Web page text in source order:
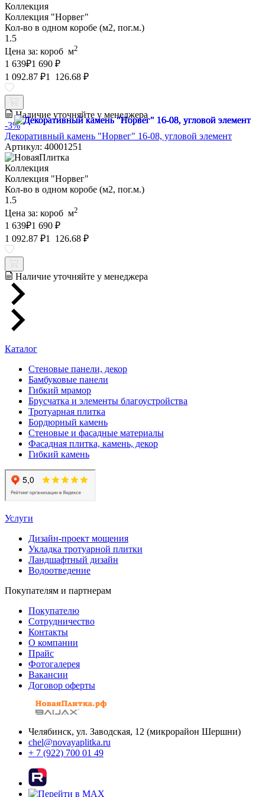
Коллекция
Коллекция "Норвег"
Кол-во в одном коробе (м2, пог.м.)
1.5
Цена за: короб м2
1 639₽1 690 ₽
1 092.87 ₽1 126.68 ₽
Наличие уточняйте у менеджера
-3%
Декоративный камень "Норвег" 16-08, угловой элемент
Артикул: 40001251
Коллекция
Коллекция "Норвег"
Кол-во в одном коробе (м2, пог.м.)
1.5
Цена за: короб м2
1 639₽1 690 ₽
1 092.87 ₽1 126.68 ₽
Наличие уточняйте у менеджера
Каталог
Стеновые панели, декор
Бамбуковые панели
Гибкий мрамор
Брусчатка и элементы благоустройства
Тротуарная плитка
Бордюрный камень
Стеновые и фасадные материалы
Фасадная плитка, камень, декор
Гибкий камень
Услуги
Дизайн-проект мощения
Укладка тротуарной плитки
Ландшафтный дизайн
Водоотведение
Покупателям и партнерам
Покупателю
Сотрудничество
Контакты
О компании
Прайс
Фотогалерея
Вакансии
Договор оферты
Челябинск, ул. Заводская, 12 (микрорайон Шершни)
chel@novayaplitka.ru
+ 7 (922) 700 01 49